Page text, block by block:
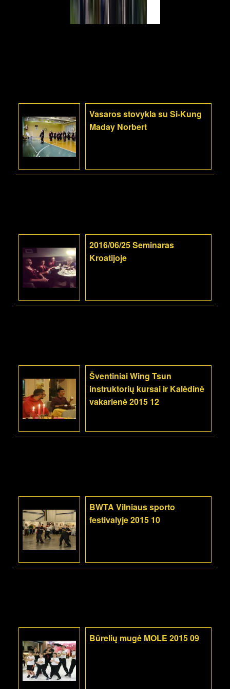
Vasaros stovykla su Si-Kung
Maday Norbert
2016/06/25 Seminaras
Kroatijoje
Šventiniai Wing Tsun
instruktorių kursai ir Kalėdinė
vakarienė 2015 12
BWTA Vilniaus sporto
festivalyje 2015 10
Būrelių mugė MOLE 2015 09